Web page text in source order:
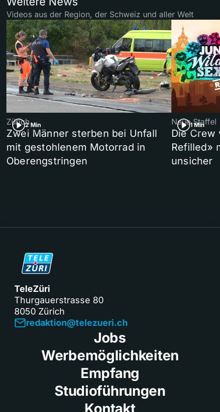
Videos aus der Region, der Schweiz und aller Welt
2 Min
Zürich
Zwei Männer sterben bei Unfall
mit gestohlenem Motorrad in
Oberengstringen
1 Min
Neue Staffel
Die Crew
Refilled»
unsicher
TeleZüri
Thurgauerstrasse 80
8050 Zürich
redaktion@telezueri.ch
Jobs
Werbemöglichkeiten
Empfang
Studioführungen
Kontakt